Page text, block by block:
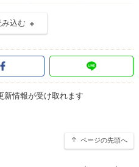
込む
新情報が受け取れます
ページの先頭へ